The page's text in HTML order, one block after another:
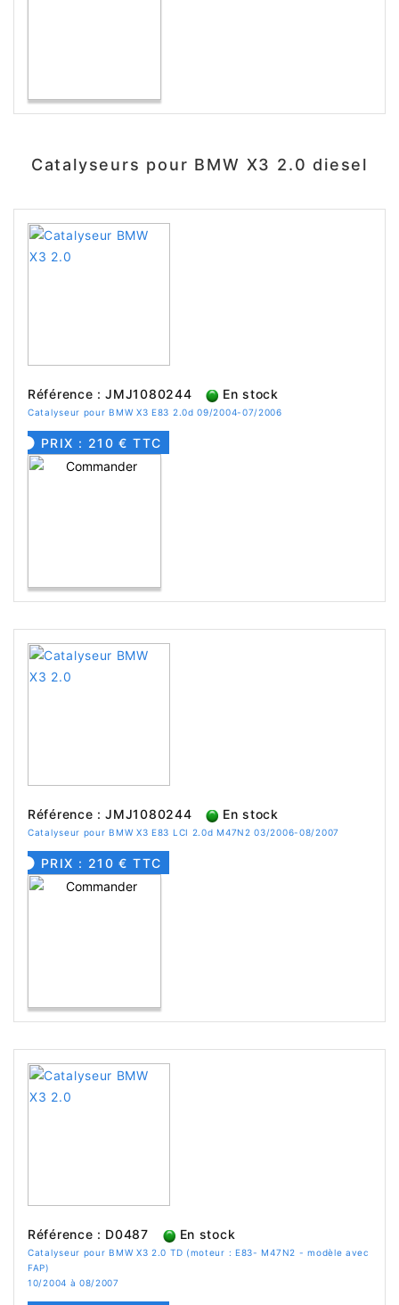
Catalyseurs pour BMW X3 2.0 diesel
Référence : JMJ1080244 En stock
Catalyseur pour BMW X3 E83 2.0d 09/2004-07/2006
PRIX : 210 € TTC
Référence : JMJ1080244 En stock
Catalyseur pour BMW X3 E83 LCI 2.0d M47N2 03/2006-08/2007
PRIX : 210 € TTC
Référence : D0487 En stock
Catalyseur pour BMW X3 2.0 TD (moteur : E83- M47N2 - modèle avec
FAP)
10/2004 à 08/2007